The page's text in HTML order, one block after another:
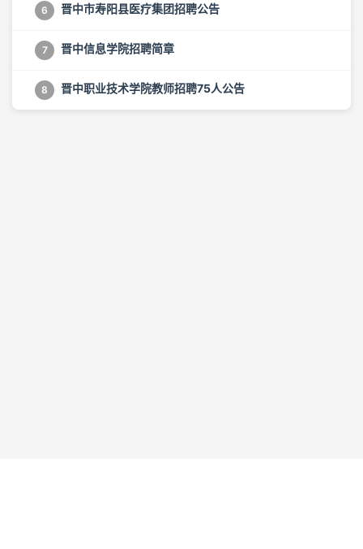
6 晋中市寿阳县医疗集团招聘公告
7 晋中信息学院招聘简章
8 晋中职业技术学院教师招聘75人公告